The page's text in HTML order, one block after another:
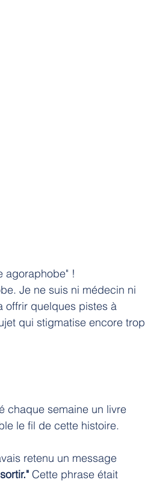
agoraphobe" !
Je ne suis ni médecin ni
offrir quelques pistes à
qui stigmatise encore trop
chaque semaine un livre
le fil de cette histoire.
retenu un message
Cette phrase était